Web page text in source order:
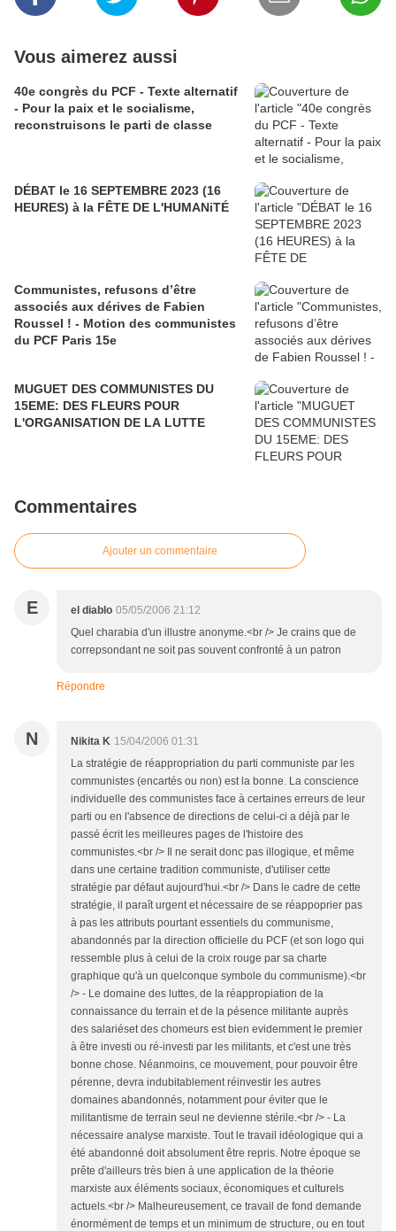
Vous aimerez aussi
40e congrès du PCF - Texte alternatif
- Pour la paix et le socialisme,
reconstruisons le parti de classe
DÉBAT le 16 SEPTEMBRE 2023 (16
HEURES) à la FÊTE DE L'HUMANiTÉ
Communistes, refusons d’être
associés aux dérives de Fabien
Roussel ! - Motion des communistes
du PCF Paris 15e
MUGUET DES COMMUNISTES DU
15EME: DES FLEURS POUR
L'ORGANISATION DE LA LUTTE
Commentaires
Ajouter un commentaire
E el diablo 05/05/2006 21:12
Quel charabia d'un illustre anonyme.<br /> Je crains que de
correpsondant ne soit pas souvent confronté à un patron
Répondre
N Nikita K 15/04/2006 01:31
La stratégie de réappropriation du parti communiste par les
communistes (encartés ou non) est la bonne. La conscience
individuelle des communistes face à certaines erreurs de leur
parti ou en l'absence de directions de celui-ci a déjà par le
passé écrit les meilleures pages de l'histoire des
communistes.<br /> Il ne serait donc pas illogique, et même
dans une certaine tradition communiste, d'utiliser cette
stratégie par défaut aujourd'hui.<br /> Dans le cadre de cette
stratégie, il paraît urgent et nécessaire de se réappoprier pas
à pas les attributs pourtant essentiels du communisme,
abandonnés par la direction officielle du PCF (et son logo qui
ressemble plus à celui de la croix rouge par sa charte
graphique qu'à un quelconque symbole du communisme).<br
/> - Le domaine des luttes, de la réappropiation de la
connaissance du terrain et de la pésence militante auprès
des salariéset des chomeurs est bien evidemment le premier
à être investi ou ré-investi par les militants, et c'est une très
bonne chose. Néanmoins, ce mouvement, pour pouvoir être
pérenne, devra indubitablement réinvestir les autres
domaines abandonnés, notamment pour éviter que le
militantisme de terrain seul ne devienne stérile.<br /> - La
nécessaire analyse marxiste. Tout le travail idéologique qui a
été abandonné doit absolument être repris. Notre époque se
prête d'ailleurs très bien à une application de la théorie
marxiste aux éléments sociaux, économiques et culturels
actuels.<br /> Malheureusement, ce travail de fond demande
énormément de temps et un minimum de structure, ou en tout